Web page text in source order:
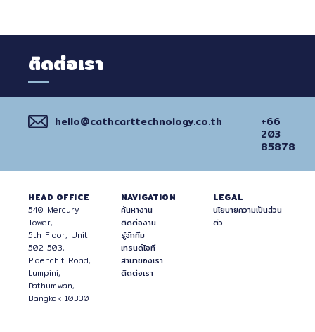
ติดต่อเรา
hello@cathcarttechnology.co.th
+66
203
85878
HEAD OFFICE
540 Mercury
Tower,
5th Floor, Unit
502-503,
Ploenchit Road,
Lumpini,
Pathumwan,
Bangkok 10330
NAVIGATION
ค้นหางาน
ติดต่องาน
รู้จักทีม
เทรนด์ไอที
สาขาของเรา
ติดต่อเรา
LEGAL
นโยบายความเป็นส่วน
ตัว